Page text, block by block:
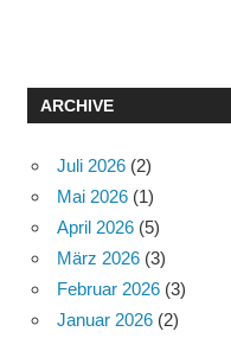
ARCHIVE
Juli 2026 (2)
Mai 2026 (1)
April 2026 (5)
März 2026 (3)
Februar 2026 (3)
Januar 2026 (2)